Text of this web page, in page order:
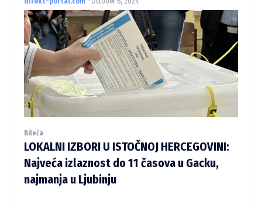
Bileća
LOKALNI IZBORI U ISTOČNOJ HERCEGOVINI:
Najveća izlaznost do 11 časova u Gacku,
najmanja u Ljubinju